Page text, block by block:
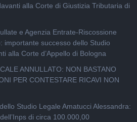
alla Corte di Giustizia Tributaria di
e Agenzia Entrate-Riscossione
importante successo dello Studio
alla Corte d’Appello di Bologna
ANNULLATO: NON BASTANO
PER CONTESTARE RICAVI NON
Studio Legale Amatucci Alessandra:
di circa 100.000,00